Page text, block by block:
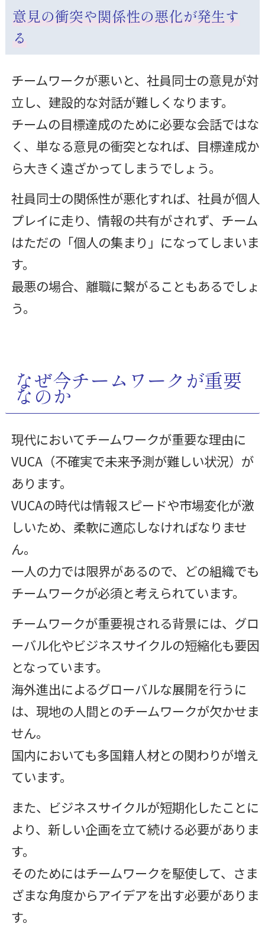
意見の衝突や関係性の悪化が発生す
る
チームワークが悪いと、社員同士の意見が対
立し、建設的な対話が難しくなります。
チームの目標達成のために必要な会話ではな
く、単なる意見の衝突となれば、目標達成か
ら大きく遠ざかってしまうでしょう。
社員同士の関係性が悪化すれば、社員が個人
プレイに走り、情報の共有がされず、チーム
はただの「個人の集まり」になってしまいま
す。
最悪の場合、離職に繋がることもあるでしょ
う。
なぜ今チームワークが重要
なのか
現代においてチームワークが重要な理由に
VUCA（不確実で未来予測が難しい状況）が
あります。
VUCAの時代は情報スピードや市場変化が激
しいため、柔軟に適応しなければなりませ
ん。
一人の力では限界があるので、どの組織でも
チームワークが必須と考えられています。
チームワークが重要視される背景には、グロ
ーバル化やビジネスサイクルの短縮化も要因
となっています。
海外進出によるグローバルな展開を行うに
は、現地の人間とのチームワークが欠かせま
せん。
国内においても多国籍人材との関わりが増え
ています。
また、ビジネスサイクルが短期化したことに
より、新しい企画を立て続ける必要がありま
す。
そのためにはチームワークを駆使して、さま
ざまな角度からアイデアを出す必要がありま
す。